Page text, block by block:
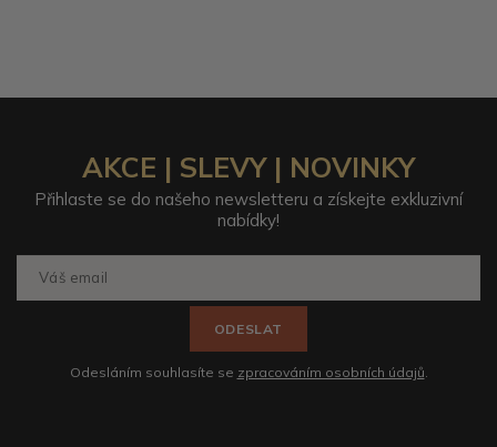
AKCE | SLEVY | NOVINKY
Přihlaste se do našeho newsletteru a získejte exkluzivní
nabídky!
ODESLAT
Odesláním souhlasíte se zpracováním osobních údajů